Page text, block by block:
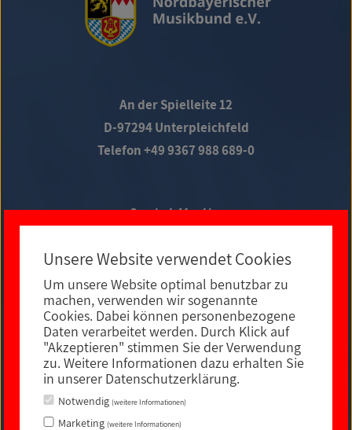
An der Spielleite 12
D-97294 Unterpleichfeld
Telefon +49 9367 988 689-0
Social Media
E-MAIL KONTAKT
Unsere Website verwendet Cookies
Um unsere Website optimal benutzbar zu
machen, verwenden wir sogenannte
Cookies. Dabei können personenbezogene
Daten verarbeitet werden. Durch Klick auf
"Akzeptieren" stimmen Sie der Verwendung
zu. Weitere Informationen dazu erhalten Sie
in unserer Datenschutzerklärung.
Notwendig (weitere Informationen)
Marketing (weitere Informationen)